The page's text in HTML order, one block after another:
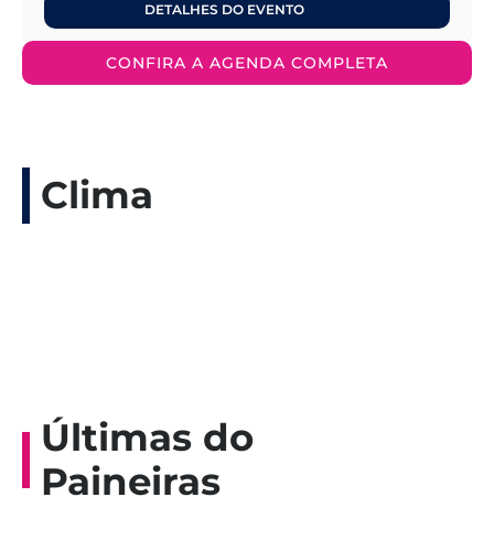
DETALHES DO EVENTO
CONFIRA A AGENDA COMPLETA
Clima
Últimas do
Paineiras